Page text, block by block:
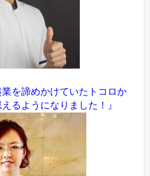
業を諦めかけていたトコロか
るようになりました！』